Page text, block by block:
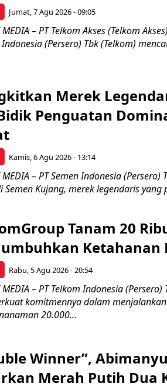
Jumat, 7 Agu 2026 - 09:05
MEDIA – PT Telkom Akses (Telkom
Indonesia (Persero) Tbk (Telkom)
Merek
Penguatan
Kamis, 6 Agu 2026 - 13:14
MEDIA – PT Semen Indonesia
Semen Kujang, merek legendaris
Tanam 20
Ketahanan
Rabu, 5 Agu 2026 - 20:54
MEDIA – PT Telkom Indonesia
komitmennya dalam
20.000...
Winner”,
Merah Putih Dua